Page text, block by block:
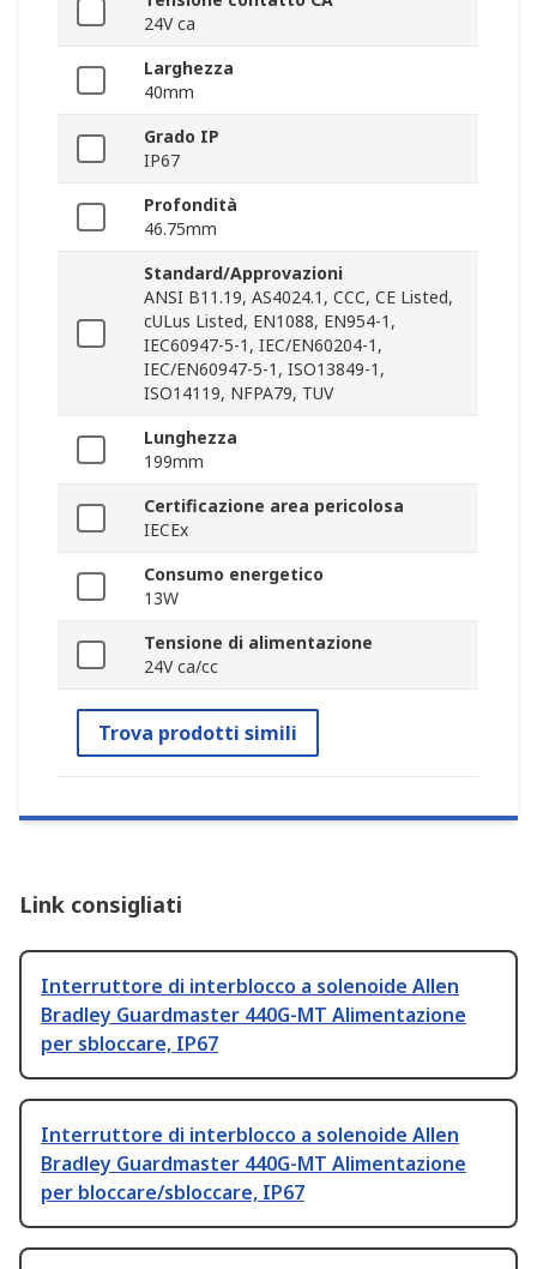
24V ca
Larghezza
40mm
Grado IP
IP67
Profondità
46.75mm
Standard/Approvazioni
ANSI B11.19, AS4024.1, CCC, CE Listed,
cULus Listed, EN1088, EN954-1,
IEC60947-5-1, IEC/EN60204-1,
IEC/EN60947-5-1, ISO13849-1,
ISO14119, NFPA79, TUV
Lunghezza
199mm
Certificazione area pericolosa
IECEx
Consumo energetico
13W
Tensione di alimentazione
24V ca/cc
Trova prodotti simili
Link consigliati
Interruttore di interblocco a solenoide Allen
Bradley Guardmaster 440G-MT Alimentazione
per sbloccare, IP67
Interruttore di interblocco a solenoide Allen
Bradley Guardmaster 440G-MT Alimentazione
per bloccare/sbloccare, IP67